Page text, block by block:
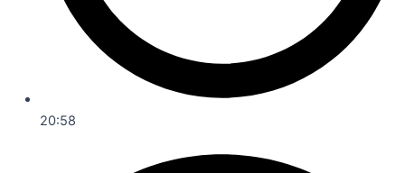
20:58